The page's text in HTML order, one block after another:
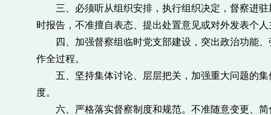
三、必须听从组织安排，执行组织决定，督察进驻
时报告，不准擅自表态、提出处置意见或对外发表个
四、加强督察组临时党支部建设，突出政治功能、
作全过程。
五、坚持集体讨论、层层把关，加强重大问题的集
度。
六、严格落实督察制度和规范。不准随意变更、简